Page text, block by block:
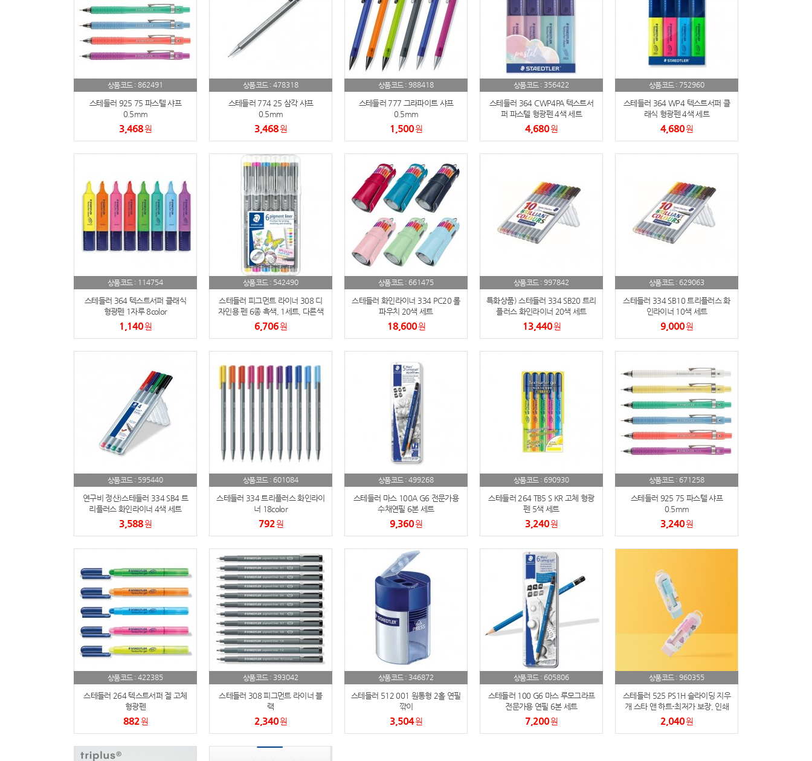
21 물티슈
24 손톱깍이
25
27 AP-100052
28 AP-100150
29 AP-100084
30 AP-100106
상품코드 : 862491
스테들러 925 75 파스텔 샤프
0.5mm
3,468원
상품코드 : 478318
스테들러 774 25 삼각 샤프
0.5mm
3,468원
상품코드 : 988418
스테들러 777 그라파이트 샤프
0.5mm
1,500원
상품코드 : 356422
스테들러 364 CWP4PA 텍스트서
퍼 파스텔 형광펜 4색 세트
4,680원
상품코드 : 752960
스테들러 364 WP4 텍스트서퍼 클
래식 형광펜 4색 세트
4,680원
상품코드 : 114754
스테들러 364 텍스트서퍼 클래식
형광펜 1자루 8color
1,140원
상품코드 : 542490
스테들러 피그먼트 라이너 308 디
자인용 펜 6종 흑색, 1세트, 다른색
은 문의, 인쇄가능합니다
6,706원
상품코드 : 661475
스테들러 화인라이너 334 PC20 롤
파우치 20색 세트
18,600원
상품코드 : 997842
특화상품) 스테들러 334 SB20 트리
플러스 화인라이너 20색 세트
13,440원
상품코드 : 629063
스테들러 334 SB10 트리플러스 화
인라이너 10색 세트
9,000원
상품코드 : 595440
연구비 정산)스테들러 334 SB4 트
리플러스 화인라이너 4색 세트
3,588원
상품코드 : 601084
스테들러 334 트리플러스 화인라이
너 18color
792원
상품코드 : 499268
스테들러 마스 100A G6 전문가용
수채연필 6본 세트
9,360원
상품코드 : 690930
스테들러 264 TB5 S KR 고체 형광
펜 5색 세트
3,240원
상품코드 : 671258
스테들러 925 75 파스텔 샤프
0.5mm
3,240원
상품코드 : 422385
스테들러 264 텍스트서퍼 겔 고체
형광펜
882원
상품코드 : 393042
스테들러 308 피그먼트 라이너 블
랙
2,340원
상품코드 : 346872
스테들러 512 001 원통형 2홀 연필
깎이
3,504원
상품코드 : 605806
스테들러 100 G6 마스 루모그라프
전문가용 연필 6본 세트
7,200원
상품코드 : 960355
스테들러 525 PS1H 슬라이딩 지우
개 스타 앤 하트-최저가 보장, 인쇄
가능
2,040원